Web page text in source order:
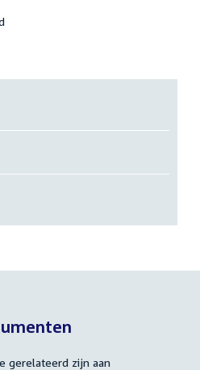
gerelateerd zijn aan